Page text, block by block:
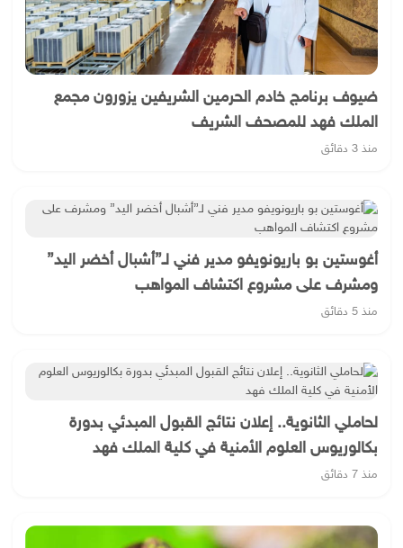
ضيوف برنامج خادم الحرمين الشريفين يزورون مجمع
الملك فهد للمصحف الشريف
منذ 3 دقائق
أغوستين بو باريونويفو مدير فني لـ”أشبال أخضر اليد”
ومشرف على مشروع اكتشاف المواهب
منذ 5 دقائق
لحاملي الثانوية.. إعلان نتائج القبول المبدئي بدورة
بكالوريوس العلوم الأمنية في كلية الملك فهد
منذ 7 دقائق